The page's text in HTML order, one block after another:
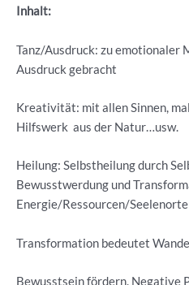
Inhalt:
Tanz/Ausdruck: zu emotionaler
Ausdruck gebracht
Kreativität: mit allen Sinnen,
Hilfswerk aus der Natur…usw.
Heilung: Selbstheilung durch
Bewusstwerdung und
Energie/Ressourcen/
Transformation bedeutet
Bewusstsein fördern. Negative